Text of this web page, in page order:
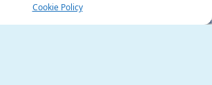
Cookie Policy
Város Önkormányzata